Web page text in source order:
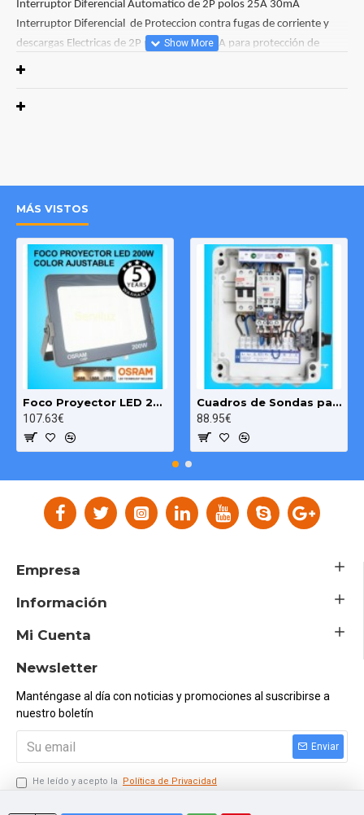
Interruptor Diferencial Automatico de 2P polos 25A 30mA
Interruptor Diferencial de Proteccion contra fugas de corriente y
descargas Electricas de 2P polos 25A 30mA para protección de
personas, Aparamenta Modular para Carril DIN
Curva de disparo “AC”
[ΙΔn] 30mA / 300mA
Entrada desde arriba
CEI/EN61009-1
[Un] Tensión nominal de funcionamiento:
[Ui] Tensión de aislamiento;
[Uimp] Tensión de impulso;
[ΙΔn] Sensibilidad diferencial;
[En] Corriente nominal
MÁS VISTOS
Foco Proyector LED 200W OSRAM IP65 Color Ajustable Exterior e Interior
107.63€
Cuadros de Sondas para bomba Sumergibles 3.00 HP monofásico Pozo MAXGE
88.95€
Empresa
Información
Mi Cuenta
Newsletter
Manténgase al día con noticias y promociones al suscribirse a
nuestro boletín
Enviar
He leído y acepto la Política de Privacidad